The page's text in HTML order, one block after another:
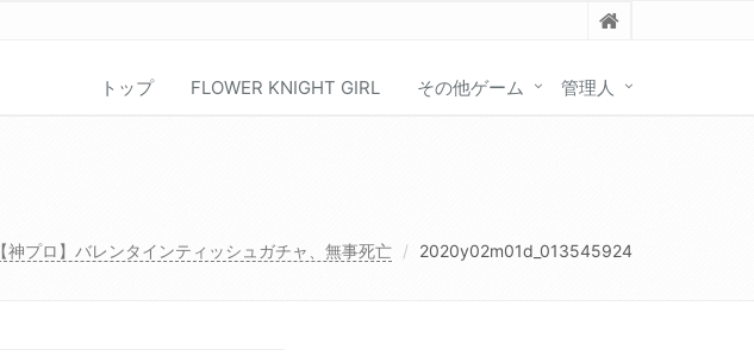
トップ FLOWER KNIGHT GIRL その他ゲーム 管理人
【神プロ】バレンタインティッシュガチャ、無事死亡 2020y02m01d_013545924